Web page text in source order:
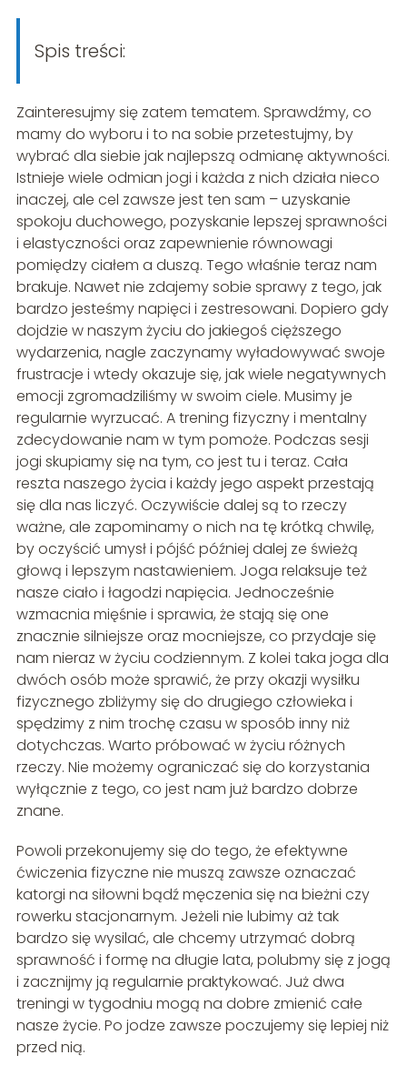
Spis treści:
Zainteresujmy się zatem tematem. Sprawdźmy, co
mamy do wyboru i to na sobie przetestujmy, by
wybrać dla siebie jak najlepszą odmianę aktywności.
Istnieje wiele odmian jogi i każda z nich działa nieco
inaczej, ale cel zawsze jest ten sam – uzyskanie
spokoju duchowego, pozyskanie lepszej sprawności
i elastyczności oraz zapewnienie równowagi
pomiędzy ciałem a duszą. Tego właśnie teraz nam
brakuje. Nawet nie zdajemy sobie sprawy z tego, jak
bardzo jesteśmy napięci i zestresowani. Dopiero gdy
dojdzie w naszym życiu do jakiegoś cięższego
wydarzenia, nagle zaczynamy wyładowywać swoje
frustracje i wtedy okazuje się, jak wiele negatywnych
emocji zgromadziliśmy w swoim ciele. Musimy je
regularnie wyrzucać. A trening fizyczny i mentalny
zdecydowanie nam w tym pomoże. Podczas sesji
jogi skupiamy się na tym, co jest tu i teraz. Cała
reszta naszego życia i każdy jego aspekt przestają
się dla nas liczyć. Oczywiście dalej są to rzeczy
ważne, ale zapominamy o nich na tę krótką chwilę,
by oczyścić umysł i pójść później dalej ze świeżą
głową i lepszym nastawieniem. Joga relaksuje też
nasze ciało i łagodzi napięcia. Jednocześnie
wzmacnia mięśnie i sprawia, że stają się one
znacznie silniejsze oraz mocniejsze, co przydaje się
nam nieraz w życiu codziennym. Z kolei taka joga dla
dwóch osób może sprawić, że przy okazji wysiłku
fizycznego zbliżymy się do drugiego człowieka i
spędzimy z nim trochę czasu w sposób inny niż
dotychczas. Warto próbować w życiu różnych
rzeczy. Nie możemy ograniczać się do korzystania
wyłącznie z tego, co jest nam już bardzo dobrze
znane.
Powoli przekonujemy się do tego, że efektywne
ćwiczenia fizyczne nie muszą zawsze oznaczać
katorgi na siłowni bądź męczenia się na bieżni czy
rowerku stacjonarnym. Jeżeli nie lubimy aż tak
bardzo się wysilać, ale chcemy utrzymać dobrą
sprawność i formę na długie lata, polubmy się z jogą
i zacznijmy ją regularnie praktykować. Już dwa
treningi w tygodniu mogą na dobre zmienić całe
nasze życie. Po jodze zawsze poczujemy się lepiej niż
przed nią.